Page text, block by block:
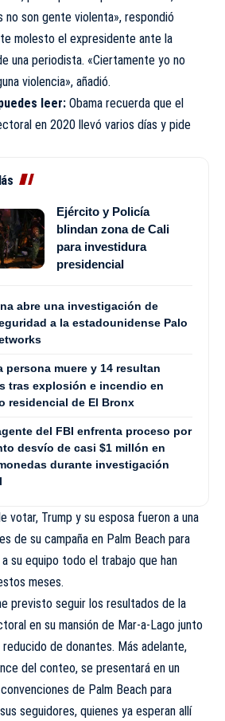
no son gente violenta», respondió
molesto el expresidente ante la
una periodista. «Ciertamente yo no
violencia», añadió.
leer: Obama recuerda que el
en 2020 llevó varios días y pide
Ejército y Policía
blindan zona de Cali
para investidura
presidencial
abre una investigación de
a la estadounidense Palo
persona muere y 14 resultan
tras explosión e incendio en
residencial de El Bronx
del FBI enfrenta proceso por
desvío de casi $1 millón en
durante investigación
votar, Trump y su esposa fueron a una
de su campaña en Palm Beach para
su equipo todo el trabajo que han
meses.
previsto seguir los resultados de la
en su mansión de Mar-a-Lago junto
reducido de donantes. Más adelante,
del conteo, se presentará en un
de Palm Beach para
seguidores, quienes ya esperan allí